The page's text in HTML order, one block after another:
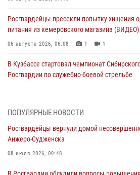
Росгвардейцы пресекли попытку хищения
питания из кемеровского магазина (ВИДЕО)
06 августа 2026, 06:08 1 1
В Кузбассе стартовал чемпионат
Росгвардии по служебно-боевой стрельбе
Росгвардейцы задержали в Кемерове
05 августа 2026, 09:30
Росгвардейцы задержали участника драки,
ПОПУЛЯРНЫЕ НОВОСТИ
Росгвардейцы вернули домой
Анжеро-Судженска
08 июля 2026, 09:48
В Росгвардии обсудили вопросы